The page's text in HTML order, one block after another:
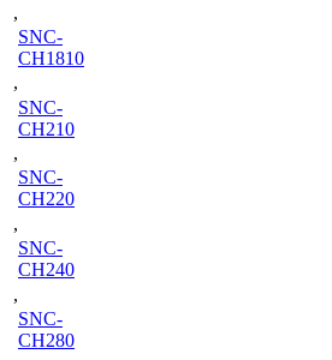
,
SNC-
CH1810
,
SNC-
CH210
,
SNC-
CH220
,
SNC-
CH240
,
SNC-
CH280